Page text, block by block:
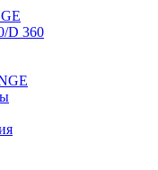
D 360